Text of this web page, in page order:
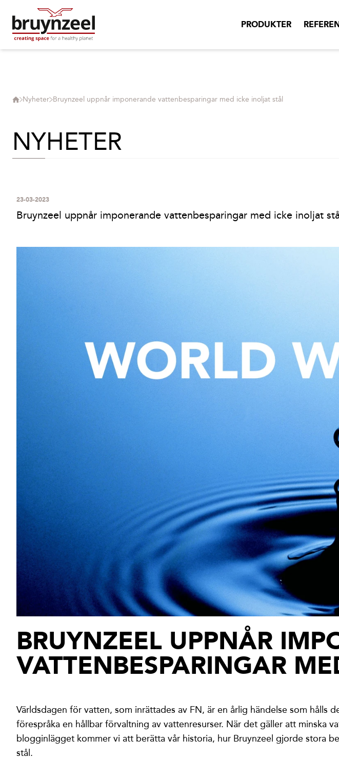
PRODUKTER
Nyheter Bruynzeel uppnår imponerande vattenbesparingar med icke inoljat stål
NYHETER
Bruynzeel uppnår imponerande vattenbesparingar med icke inoljat
23-03-2023
BRUYNZEEL UPPNÅR
VATTENBESPARINGAR
Världsdagen för vatten, som inrättades av FN, är en årlig händelse som
förespråka en hållbar förvaltning av vattenresurser. När det gäller att minska
blogginlägget kommer vi att berätta vår historia, hur Bruynzeel gjorde stora
stål.